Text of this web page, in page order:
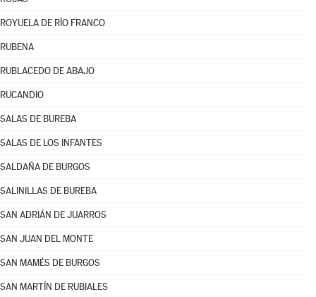
ROYUELA DE RÍO FRANCO
RUBENA
RUBLACEDO DE ABAJO
RUCANDIO
SALAS DE BUREBA
SALAS DE LOS INFANTES
SALDAÑA DE BURGOS
SALINILLAS DE BUREBA
SAN ADRIÁN DE JUARROS
SAN JUAN DEL MONTE
SAN MAMÉS DE BURGOS
SAN MARTÍN DE RUBIALES